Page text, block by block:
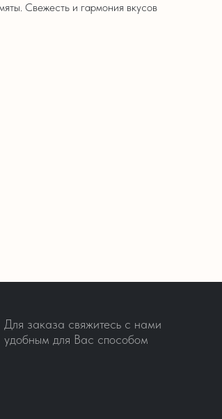
Свежесть и гармония вкусов
Для заказа свяжитесь с нами
удобным для Вас способом